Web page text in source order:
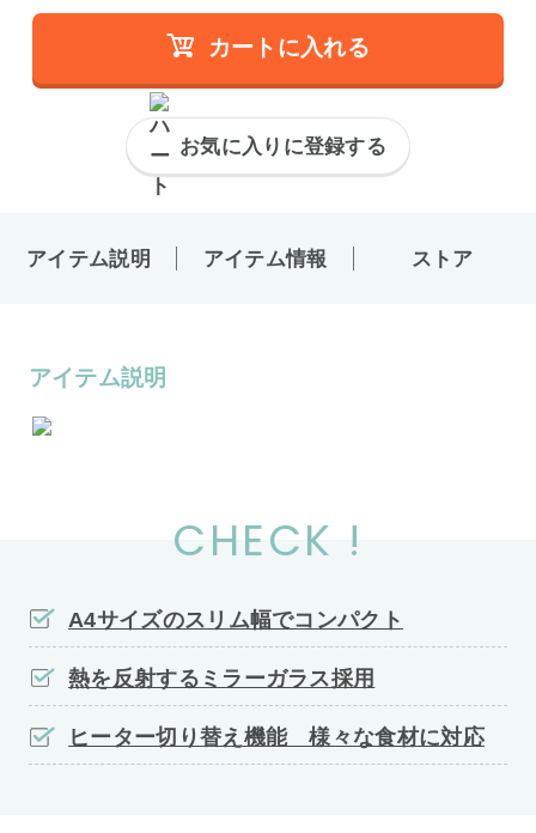
カートに入れる
お気に入りに登録する
アイテム説明 アイテム情報 ストア
アイテム説明
CHECK !
A4サイズのスリム幅でコンパクト
熱を反射するミラーガラス採用
ヒーター切り替え機能 様々な食材に対応